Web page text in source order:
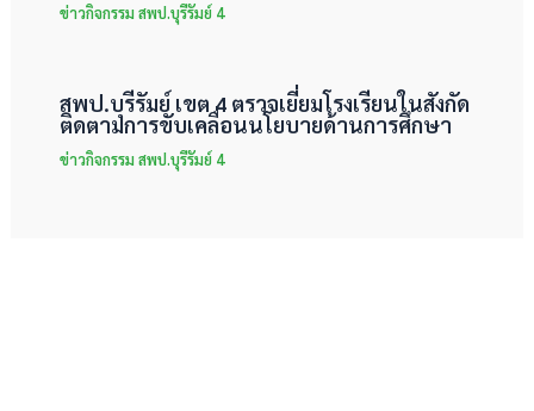
ข่าวกิจกรรม สพป.บุรีรัมย์ 4
สพป.บุรีรัมย์ เขต 4 ตรวจเยี่ยมโรงเรียนในสังกัด
ติดตามการขับเคลื่อนนโยบายด้านการศึกษา
ข่าวกิจกรรม สพป.บุรีรัมย์ 4